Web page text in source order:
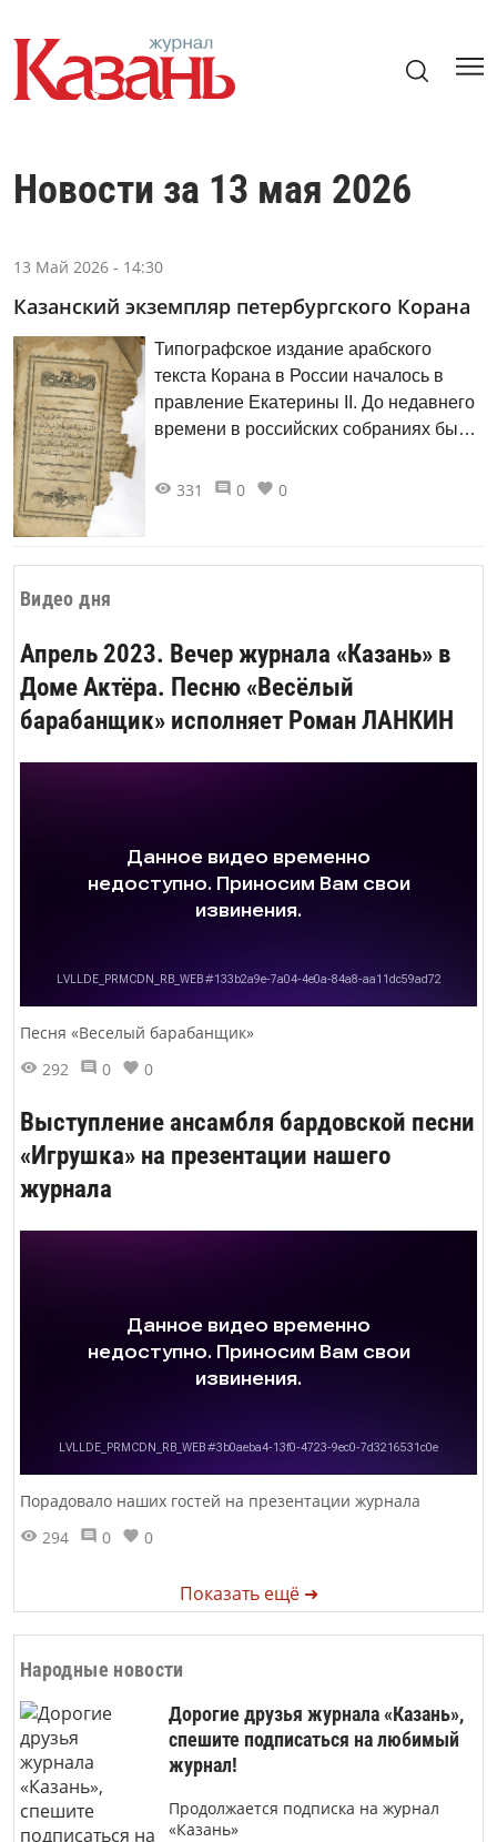
Видео дня
Апрель 2023. Вечер журнала «Казань» в
Доме Актёра. Песню «Весёлый
барабанщик» исполняет Роман ЛАНКИН
Песня «Веселый барабанщик»
292
0 0
Выступление ансамбля бардовской песни
«Игрушка» на презентации нашего
журнала
Порадовало наших гостей на презентации журнала
294
0 0
Показать ещё ➜
Народные новости
Дорогие друзья журнала «Казань»,
спешите подписаться на любимый
журнал!
Продолжается подписка на журнал
«Казань»
Новости за 13 мая 2026
13 Май 2026 - 14:30
Казанский экземпляр петербургского Корана
Типографское издание арабского
текста Корана в России началось в
правление Екатерины II. До недавнего
времени в российских собраниях были
изданий, хранящиеся в Российской
331 0 0